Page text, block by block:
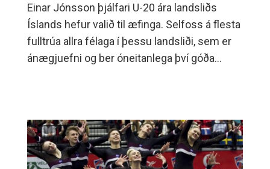
Einar Jónsson þjálfari U-20 ára landsliðs
Íslands hefur valið til æfinga. Selfoss á flesta
fulltrúa allra félaga í þessu landsliði, sem er
ánægjuefni og ber óneitanlega því góða
Birgisdóttir, Perla Ruth Alberstdóttir, Katrín
Ósk Magnúsdóttir og Hulda Dís
Þrastardóttir.Afrekshópur kvennaÞá hefur